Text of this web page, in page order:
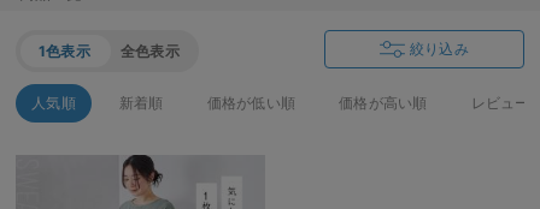
1色表示 全色表示 絞り込み
人気順 新着順 価格が低い順 価格が高い順 レビュー